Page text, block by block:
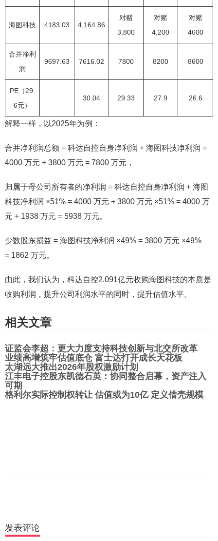
海图科技 4183.03 4,164.86
对赌
3,800
对赌
4,200
对赌
4600
合并净利
润
9697.63 7616.02 7800 8200 8600
PE（29.
6元）
30.04 29.33 27.9 26.6
解释一样，以2025年为例：
合并净利润总额 = 科达自控自身净利润 + 海图科技净利润 =
4000 万元 + 3800 万元 = 7800 万元，
归属于母公司所有者的净利润 = 科达自控自身净利润 + 海图
科技净利润 ×51% = 4000 万元 + 3800 万元 ×51% = 4000 万
元 + 1938 万元 = 5938 万元。
少数股东损益 = 海图科技净利润 ×49% = 3800 万元 ×49%
= 1862 万元。
由此，我们认为，科达自控2.091亿元收购海图科技的本质是
收购利润，提升公司利润水平的同时，提升估值水平。
相关文章
证监会李超：更大力度支持科技创新与北交所改革
业绩高增筑牢估值底仓 富士达打开成长天花板
太湖远大推出2026年股权激励计划
江丰电子控股东凯德石英：协同整合启幕，资产注入
可期
格利尔实际控制权转让 估值或为10亿 定义借壳规模
发表评论